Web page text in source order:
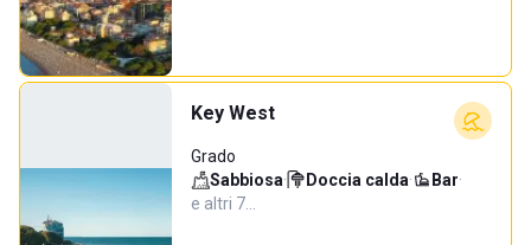
Key West
Grado
Sabbiosa· Doccia calda· Bar·
e altri 7…